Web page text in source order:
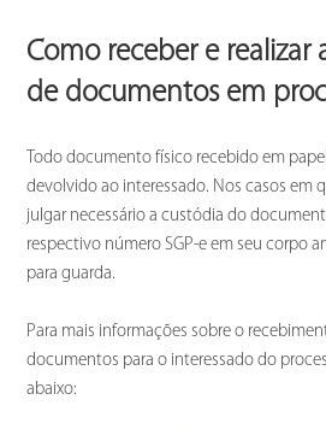
Como receber e realizar
de documentos em
Todo documento físico recebido em
devolvido ao interessado. Nos casos em
julgar necessário a custódia do
respectivo número SGP-e em seu corpo
para guarda.
Para mais informações sobre o
documentos para o interessado do
abaixo: